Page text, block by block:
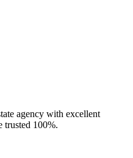
agency with excellent
trusted 100%.